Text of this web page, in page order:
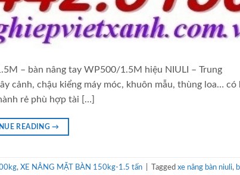
– bàn nâng tay WP500/1.5M hiệu NIULI – Trung
cảnh, chậu kiểng máy móc, khuôn mẫu, thùng loa… có
rẻ phù hợp tài […]
READING→
, XE NÂNG MẶT BÀN 150kg-1.5 tấn Tagged xe nâng bàn niuli,